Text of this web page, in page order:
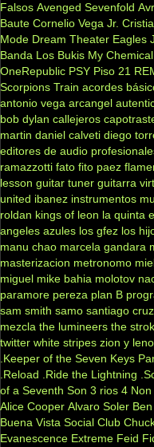
Falsos Avenged Sevenfold
Baute Cornelio Vega Jr.
Mode Dream Theater Eagles
Banda Los Bukis My
OneRepublic PSY Piso 21
Scorpions Train acordes
antonio vega arcangel
bob dylan callejeros
martin daniel calveti diego
editores de audio
ramazzotti fato fito paez
lesson guitar tuner guitarra
united ibanez instrumentos
roldan kings of leon la quinta
angeles azules los gfez los
manu chao marcela gandara
masterizacion metronomo
miguel mike bahia molotov
paramore pereza plan B
sam smith samo santiago cruz
mezcla the lumineers the
twitter white stripes zion y
.Keeper of the Seven Keys
.Reload .Ride the Lightning
of a Seventh Son 3 rios 4 Non
Alice Cooper Alvaro Soler
Buena Vista Social Club
Evanescence Extreme Feid